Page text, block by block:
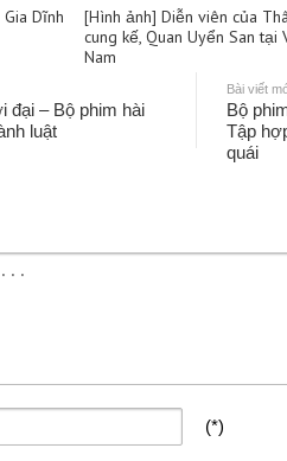
Dĩnh
[Hình ảnh] Diễn viên của
cung kế, Quan Uyển San tại
Nam
đại – Bộ phim hài
luật
Bài viết
Bộ
Tập
quái
(*)